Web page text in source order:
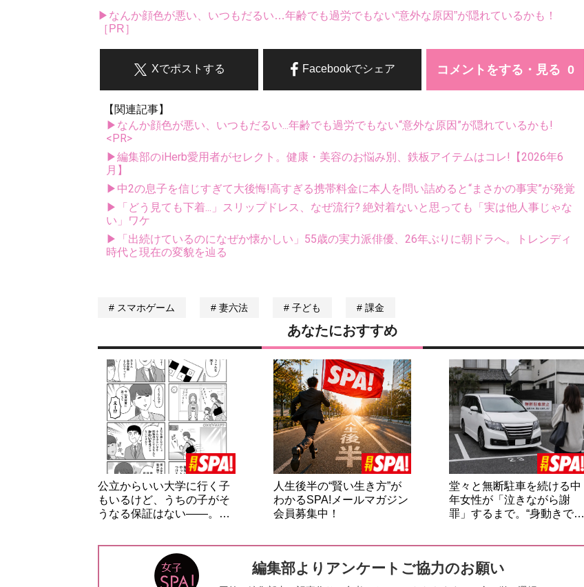
▶なんか顔色が悪い、いつもだるい…年齢でも過労でもない“意外な原因”が隠れているかも！
［PR］
コメントをする・見る
Facebookでシェア
Xでポストする
【関連記事】
▶なんか顔色が悪い、いつもだるい...年齢でも過労でもない“意外な原因”が隠れているかも!
<PR>
▶編集部のiHerb愛用者がセレクト。健康・美容のお悩み別、鉄板アイテムはコレ!【2026年6
月】
▶中2の息子を信じすぎて大後悔!高すぎる携帯料金に本人を問い詰めると“まさかの事実”が発覚
▶「どう見ても下着...」スリップドレス、なぜ流行? 絶対着ないと思っても「実は他人事じゃな
い」ワケ
▶「出続けているのになぜか懐かしい」55歳の実力派俳優、26年ぶりに朝ドラへ。トレンディ
時代と現在の変貌を辿る
スマホゲーム 妻六法 子ども 課金
あなたにおすすめ
公立からいい大学に行く子
もいるけど、うちの子がそ
うなる保証はない――。…
人生後半の“賢い生き方”が
わかるSPA!メールマガジン
会員募集中！
堂々と無断駐車を続ける中
年女性が「泣きながら謝
罪」するまで。“身動きで…